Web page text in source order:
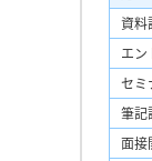
資料
エン
セミ
筆記
面接